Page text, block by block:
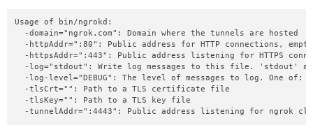
Usage of bin/ngrokd:
  -domain="ngrok.com": Domain where the tunnels are hosted
-httpAddr=":80": Public address for HTTP connections,
-httpsAddr=":443": Public address listening for HTTPS
-log="stdout": Write log messages to this file. 'stdout'
-log-level="DEBUG": The level of messages to log. One of:
  -tlsCrt="": Path to a TLS certificate file
  -tlsKey="": Path to a TLS key file
-tunnelAddr=":4443": Public address listening for ngrok